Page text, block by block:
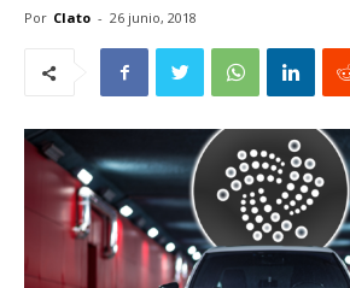
Por Clato - 26 junio, 2018